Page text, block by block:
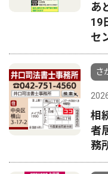
あ
19
セ
さ
相
者
務